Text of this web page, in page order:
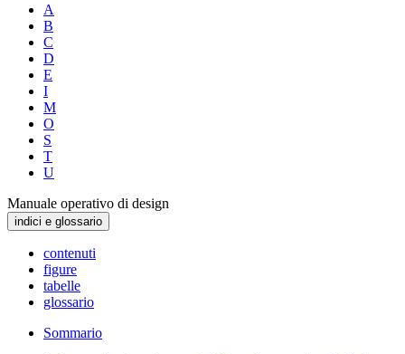
A
B
C
D
E
I
M
O
S
T
U
Manuale operativo di design
indici e glossario
contenuti
figure
tabelle
glossario
Sommario